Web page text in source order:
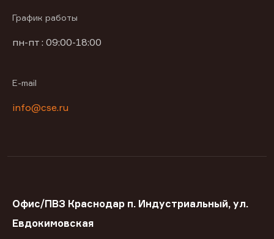
График работы
пн-пт : 09:00-18:00
E-mail
info@cse.ru
Офис/ПВЗ Краснодар п. Индустриальный, ул.
Евдокимовская